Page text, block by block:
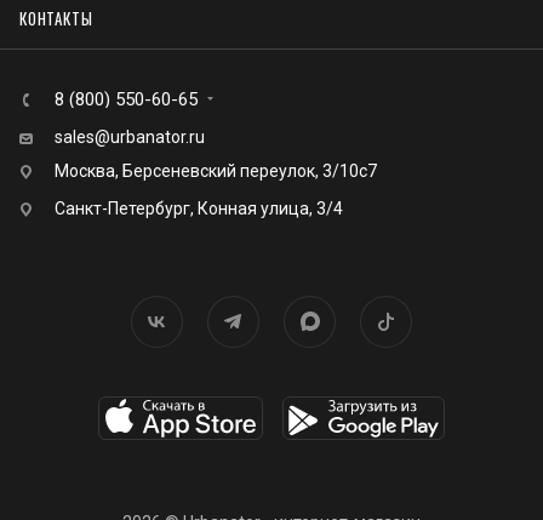
КОНТАКТЫ
8 (800) 550-60-65
sales@urbanator.ru
Москва, Берсеневский переулок, 3/10с7
Санкт-Петербург, Конная улица, 3/4